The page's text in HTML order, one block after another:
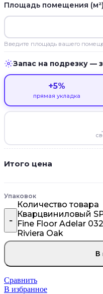
Площадь помещения (м²)
Введите площадь вашего
Запас на подрезку —
+5%
прямая укладка
Итого цена
Упаковок
Количество товара
Кварцвиниловый
Fine Floor Adelar
Riviera Оаk
В
Сравнить
В избранное